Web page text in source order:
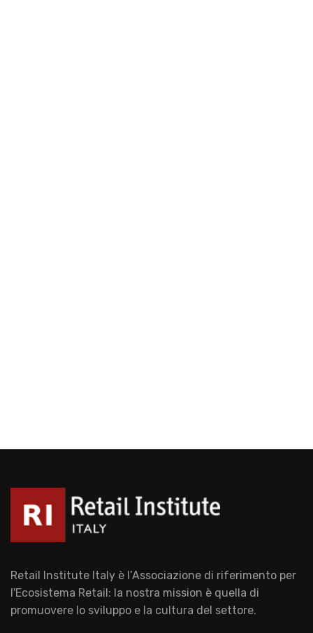
Retail Institute Italy è l’Associazione di riferimento per
l'Ecosistema Retail: la nostra mission è quella di
promuovere lo sviluppo e la cultura del settore.